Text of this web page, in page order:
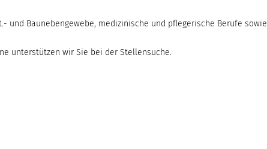
und Baunebengewebe, medizinische und pflegerische Berufe sowie
unterstützen wir Sie bei der Stellensuche.